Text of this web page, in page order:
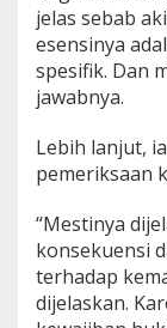
jelas sebab
esensinya
spesifik. Dan
jawabnya.
Lebih lanjut,
pemeriksaan
“Mestinya
konsekuensi
terhadap
dijelaskan.